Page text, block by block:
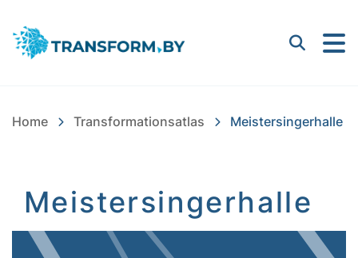
Bayern Innovativ GmbH
Suchen
Home Transformationsatlas Meistersingerhalle
Meistersingerhalle
Inhalt